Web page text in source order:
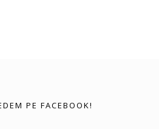
PE FACEBOOK!